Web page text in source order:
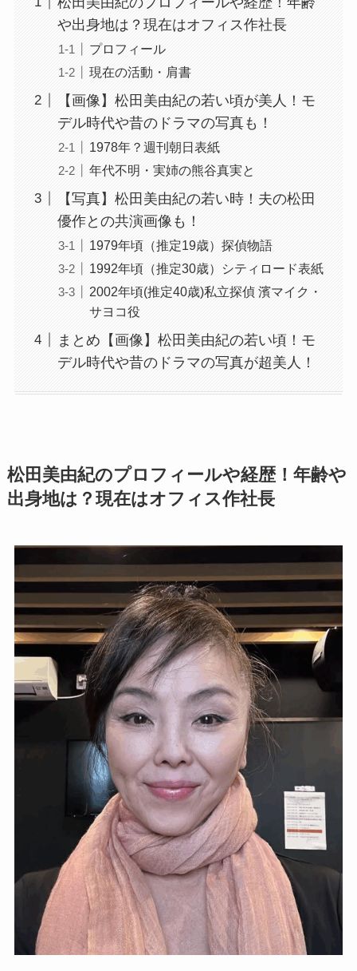
や出身地は？現在はオフィス作社長
プロフィール
現在の活動・肩書
【画像】松田美由紀の若い頃が美人！モ
デル時代や昔のドラマの写真も！
1978年？週刊朝日表紙
年代不明・実姉の熊谷真実と
【写真】松田美由紀の若い時！夫の松田
優作との共演画像も！
1979年頃（推定19歳）探偵物語
1992年頃（推定30歳）シティロード表紙
2002年頃(推定40歳)私立探偵 濱マイク・
サヨコ役
まとめ【画像】松田美由紀の若い頃！モ
デル時代や昔のドラマの写真が超美人！
松田美由紀のプロフィールや経歴！年齢や
出身地は？現在はオフィス作社長